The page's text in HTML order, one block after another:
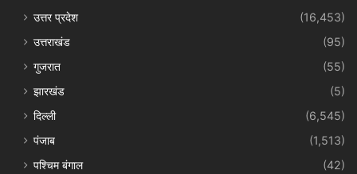
उत्तर प्रदेश
(16,453)
उत्तराखंड
(95)
गुजरात
(55)
झारखंड
(5)
दिल्ली
(6,545)
पंजाब
(1,513)
पश्चिम बंगाल
(42)